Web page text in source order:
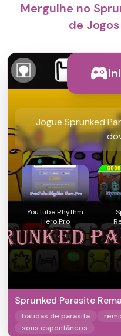
Mergulhe no
de
Jogue Sprunked
YouTube Rhythm
Hero Pro
Sprunked Parasite
batidas de parasita
sons espontâneos